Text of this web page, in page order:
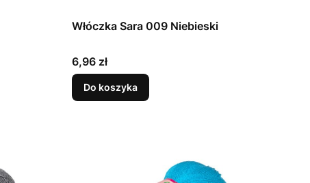
Włóczka Sara 009 Niebieski
Cena
6,96 zł
Do koszyka